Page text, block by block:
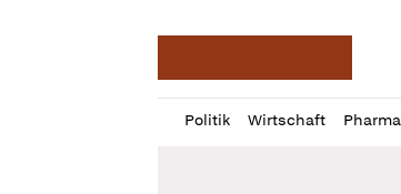
Politik Wirtschaft
Profil
öffnen
Daz
Pur